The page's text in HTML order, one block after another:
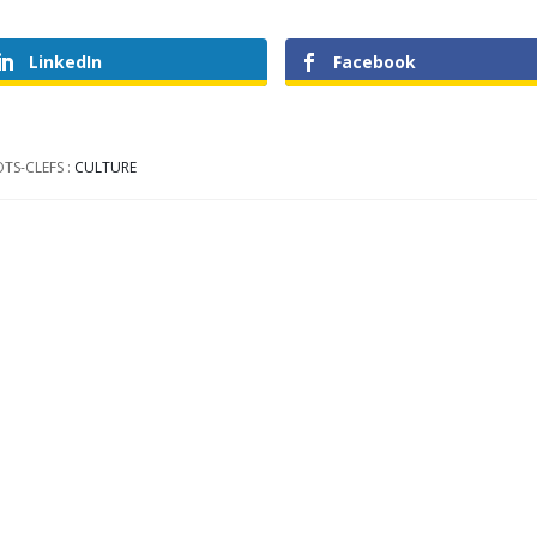
LinkedIn Facebook
CLEFS : CULTURE